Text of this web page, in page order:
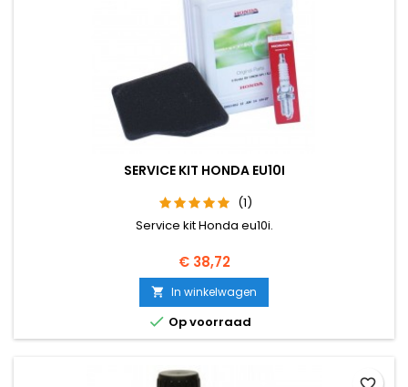
SERVICE KIT HONDA EU10I
(1)
Service kit Honda eu10i.
Prijs
€ 38,72
 In winkelwagen
 Op voorraad